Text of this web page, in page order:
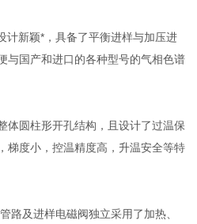
计新颖*，具备了平衡进样与加压进
与国产和进口的各种型号的气相色谱
体圆柱形开孔结构，且设计了过温保
梯度小，控温精度高，升温安全等特
路及进样电磁阀独立采用了加热、